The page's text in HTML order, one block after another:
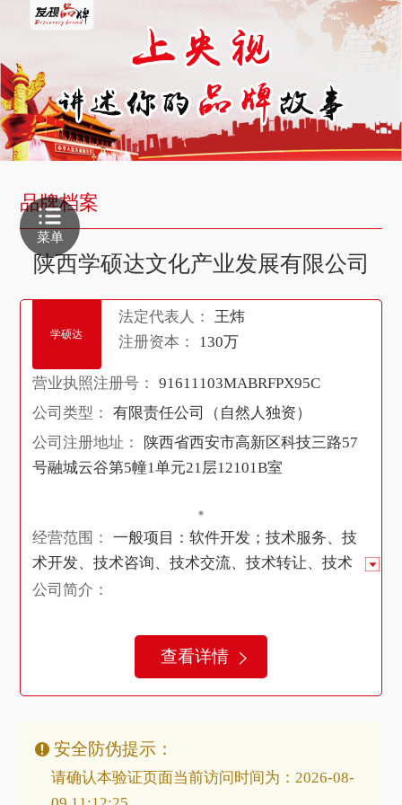
品牌档案
陕西学硕达文化产业发展有限公司
学硕达
法定代表人：
王炜
注册资本：
130万
营业执照注册号：
91611103MABRFPX95C
公司类型：
有限责任公司（自然人独资）
公司注册地址：
陕西省西安市高新区科技三路57
号融城云谷第5幢1单元21层12101B室
经营范围：
一般项目：软件开发；技术服务、技
术开发、技术咨询、技术交流、技术转让、技术
推广；计算机软硬件及辅助设备批发；网络与信
服务；网络设备销售；网络技术服务；教育咨询
服务（不含涉许可审批的教育培训活动）；业务
询服务）；自费出国留学中介服务；招生辅助服
服务；会议及展览服务（出国办展须经相关部门
公司简介：
查看详情
安全防伪提示：
请确认本验证页面当前访问时间为：2026-08-
菜单